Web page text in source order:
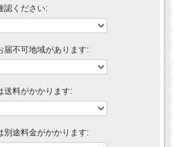
認ください:
届不可地域があります:
送料がかかります:
別途料金がかかります: